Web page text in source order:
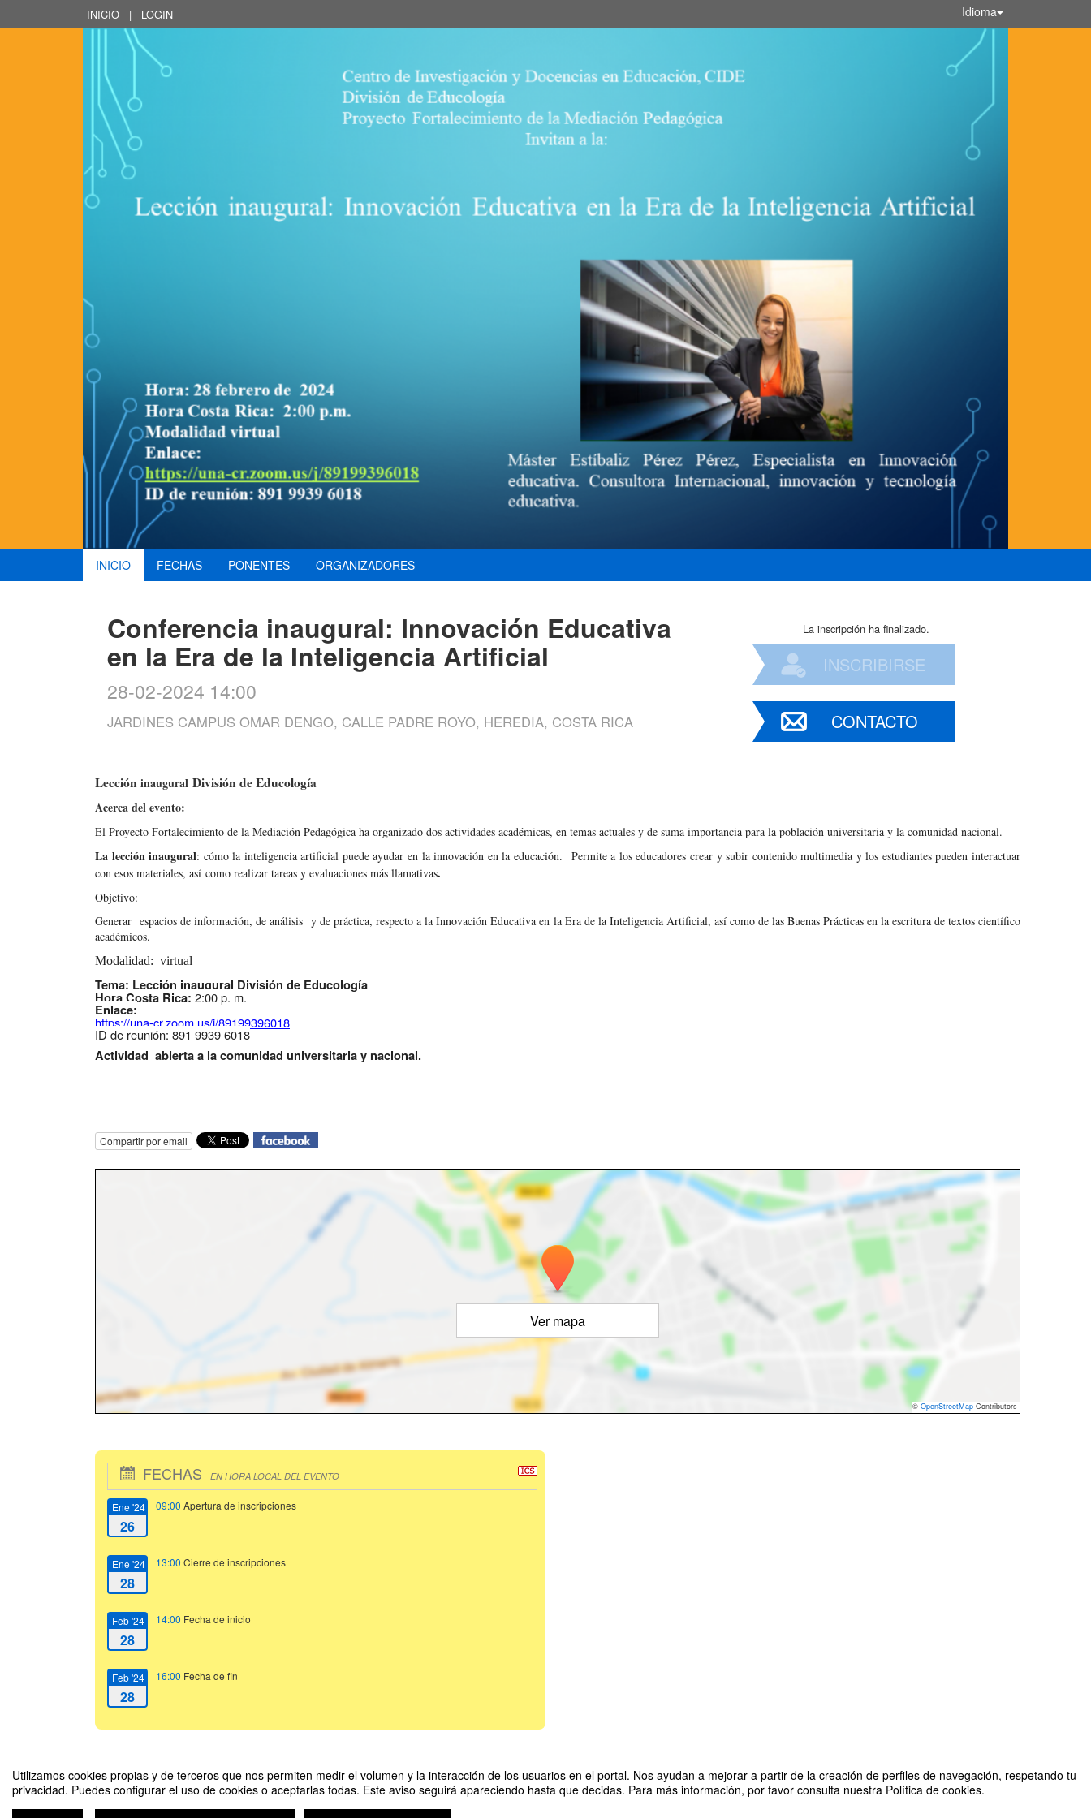
Utilizamos cookies propias y de terceros que nos permiten medir el volumen y la interacción de los usuarios en el portal. Nos ayudan a mejorar a partir de la creación de perfiles de navegación, respetando tu
privacidad. Puedes configurar el uso de cookies o aceptarlas todas. Este aviso seguirá apareciendo hasta que decidas. Para más información, por favor consulta nuestra Política de cookies.
INICIO | LOGIN Idioma
INICIO FECHAS PONENTES ORGANIZADORES
Conferencia inaugural: Innovación Educativa
en la Era de la Inteligencia Artificial
28-02-2024 14:00
JARDINES CAMPUS OMAR DENGO, CALLE PADRE ROYO, HEREDIA, COSTA RICA
La inscripción ha finalizado.
INSCRIBIRSE
CONTACTO
Leccióninaugural División de Educología
Acerca del evento:
El Proyecto Fortalecimiento de la Mediación Pedagógica ha organizado dos actividades académicas, en temas actuales y de suma importancia para la población universitaria y la comunidad nacional.
La lección inaugural: cómo la inteligencia artificial puede ayudar en la innovación en la educación. Permite a los educadores crear y subir contenido multimedia y los estudiantes pueden interactuar
con esos materiales, así como realizar tareas y evaluaciones más llamativas.
Objetivo:
Generar espacios de información, de análisis y de práctica, respecto a la Innovación Educativa en la Era de la Inteligencia Artificial, así como de las Buenas Prácticas en la escritura de textos científico
académicos.
Modalidad: virtual
Tema: Lección inaugural División de Educología
Hora Costa Rica: 2:00 p. m.
Enlace:
https://una-cr.zoom.us/j/89199396018
ID de reunión: 891 9939 6018
Actividad abierta a la comunidad universitaria y nacional.
Compartir por email
Ver mapa
© OpenStreetMap Contributors
FECHAS EN HORA LOCAL DEL EVENTO
Ene '24
26
09:00 Apertura de inscripciones
Ene '24
28
13:00 Cierre de inscripciones
Feb '24
28
14:00 Fecha de inicio
Feb '24
28
16:00 Fecha de fin
Conferencia inaugural: Innovación Educativa en la Era de la Inteligencia Artificial